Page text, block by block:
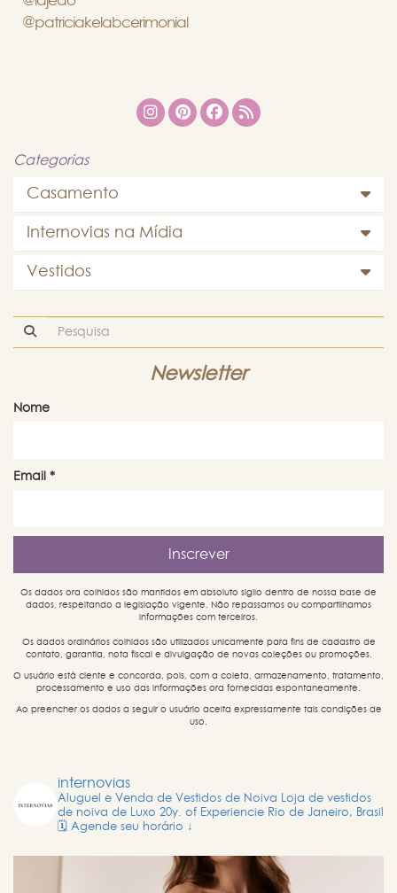
@patriciakelabcerimonial
Categorias
Casamento
Internovias na Mídia
Vestidos
Newsletter
Nome
Email *
Os dados ora colhidos são mantidos em absoluto sigilo dentro de nossa base de
dados, respeitando a legislação vigente. Não repassamos ou compartilhamos
informações com terceiros.
Os dados ordinários colhidos são utilizados unicamente para fins de cadastro de
contato, garantia, nota fiscal e divulgação de novas coleções ou promoções.
O usuário está ciente e concorda, pois, com a coleta, armazenamento, tratamento,
processamento e uso das informações ora fornecidas espontaneamente.
Ao preencher os dados a seguir o usuário aceita expressamente tais condições de
uso.
internovias
Aluguel e Venda de Vestidos de Noiva Loja de vestidos
de noiva de Luxo 20y. of Experiencie Rio de Janeiro, Brasil
🗓️ Agende seu horário ↓